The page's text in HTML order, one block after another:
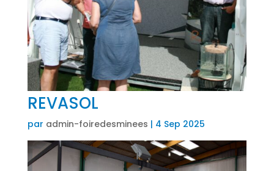
REVASOL
par admin-foiredesminees | 4 Sep 2025